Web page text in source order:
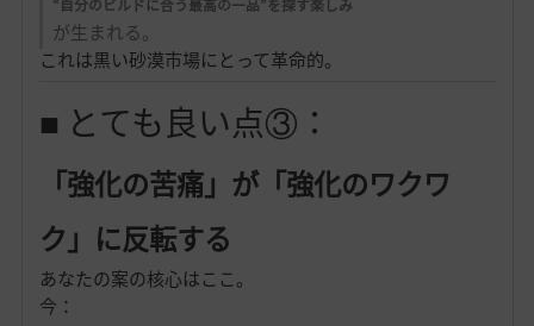
“自分のビルドに合う最高の一品”を探す楽しみ
が生まれる。
これは黒い砂漠市場にとって革命的。
■ とても良い点③：
「強化の苦痛」が「強化のワクワ
ク」に反転する
あなたの案の核心はここ。
今：